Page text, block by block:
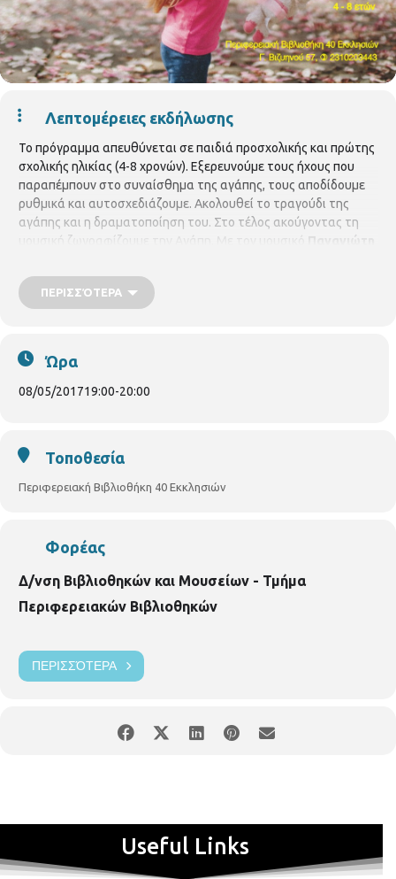
Λεπτομέρειες εκδήλωσης
Το πρόγραμμα απευθύνεται σε παιδιά προσχολικής και πρώτης
σχολικής ηλικίας (4-8 χρονών). Εξερευνούμε τους ήχους που
παραπέμπουν στο συναίσθημα της αγάπης, τους αποδίδουμε
ρυθμικά και αυτοσχεδιάζουμε. Ακολουθεί το τραγούδι της
αγάπης και η δραματοποίηση του. Στο τέλος ακούγοντας τη
μουσική ζωγραφίζουμε την Αγάπη. Με τον μουσικό
Παναγιώτη
υλικά: χαρτί λευκό Α4 και μαρκαδόροι.
ΠΕΡΙΣΣΌΤΕΡΑ
Ώρα
08/05/201719:00-20:00
Τοποθεσία
Περιφερειακή Βιβλιοθήκη 40 Εκκλησιών
Φορέας
Δ/νση Βιβλιοθηκών και Μουσείων - Τμήμα
Περιφερειακών Βιβλιοθηκών
ΠΕΡΙΣΣΌΤΕΡΑ
Useful Links